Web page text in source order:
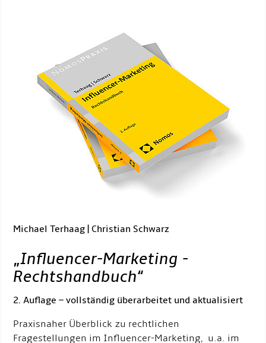
Michael Terhaag | Christian Schwarz
„Influencer-Marketing -
Rechtshandbuch“
2. Auflage – vollständig überarbeitet und aktualisiert
Praxisnaher Überblick zu rechtlichen
Fragestellungen im Influencer-Marketing, u.a. im